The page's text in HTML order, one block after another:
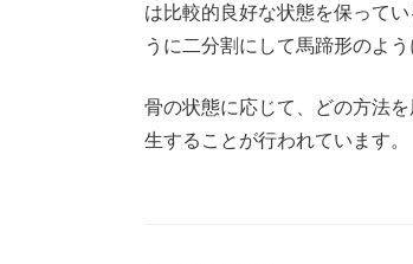
は比較的良好な状態を保って
うに二分割にして馬蹄形のよ
骨の状態に応じて、どの方法
生することが行われています。